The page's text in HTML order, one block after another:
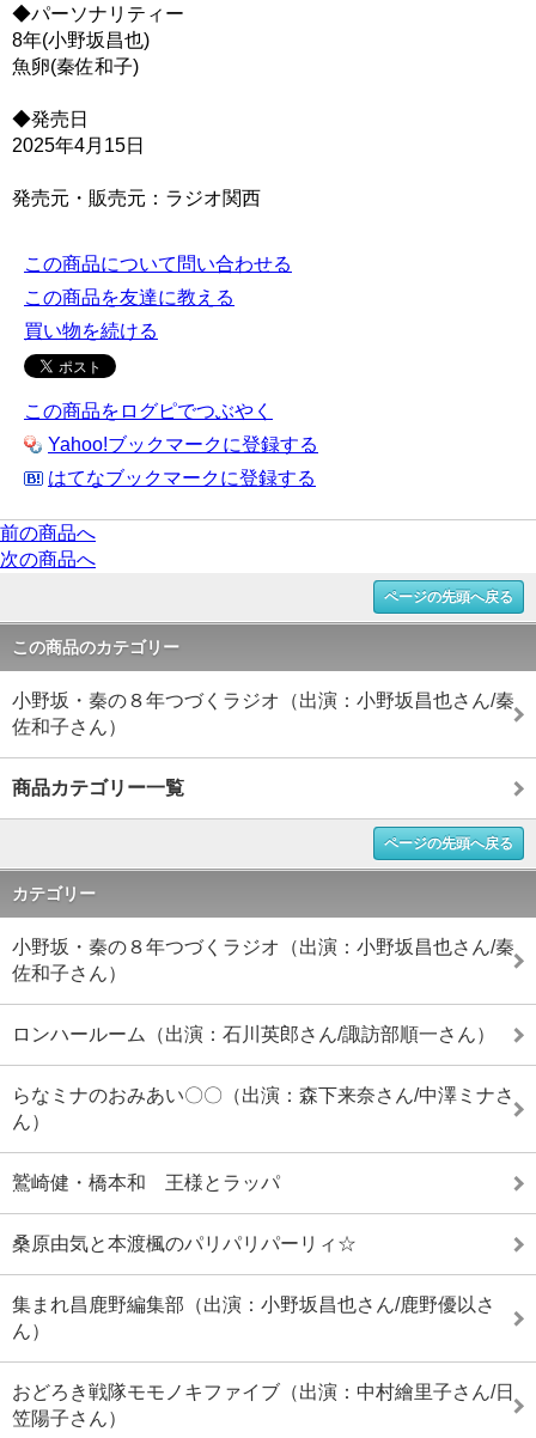
◆パーソナリティー
8年(小野坂昌也)
魚卵(秦佐和子)
◆発売日
2025年4月15日
発売元・販売元：ラジオ関西
この商品について問い合わせる
この商品を友達に教える
買い物を続ける
この商品をログピでつぶやく
Yahoo!ブックマークに登録する
はてなブックマークに登録する
前の商品へ
次の商品へ
ページの先頭へ戻る
この商品のカテゴリー
小野坂・秦の８年つづくラジオ（出演：小野坂昌也さん/秦
佐和子さん）
商品カテゴリー一覧
ページの先頭へ戻る
カテゴリー
小野坂・秦の８年つづくラジオ（出演：小野坂昌也さん/秦
佐和子さん）
ロンハールーム（出演：石川英郎さん/諏訪部順一さん）
らなミナのおみあい〇〇（出演：森下来奈さん/中澤ミナさ
ん）
鷲崎健・橋本和 王様とラッパ
桑原由気と本渡楓のパリパリパーリィ☆
集まれ昌鹿野編集部（出演：小野坂昌也さん/鹿野優以さ
ん）
おどろき戦隊モモノキファイブ（出演：中村繪里子さん/日
笠陽子さん）